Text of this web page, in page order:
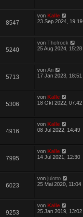
8547
vonKalle
23 Sep 2024, 19:19
5240
vonThofrock
25 Aug 2024, 15:28
5713
vonAn
17 Jan 2023, 18:51
5306
vonKalle
18 Okt 2022, 07:42
4916
vonKalle
08 Jul 2022, 14:49
7995
vonKalle
14 Jul 2021, 12:30
6023
vonjulotto
25 Mai 2020, 11:04
9253
vonKalle
25 Jan 2019, 13:02